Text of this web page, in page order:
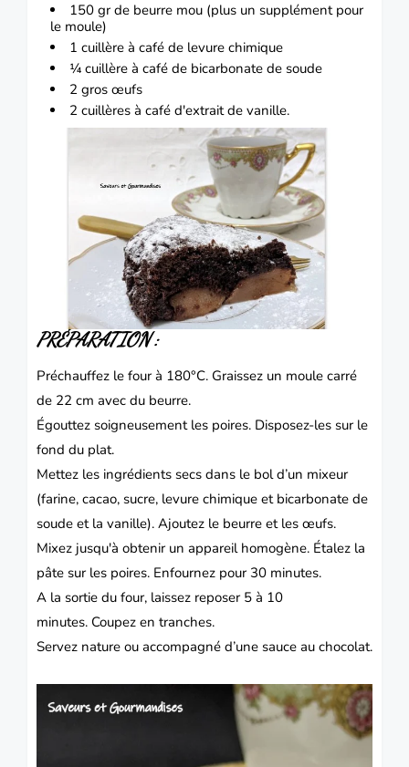
150 gr de beurre mou (plus un supplément pour
le moule)
1 cuillère à café de levure chimique
¼ cuillère à café de bicarbonate de soude
2 gros œufs
2 cuillères à café d'extrait de vanille.
PRÉPARATION:
Préchauffez le four à 180°C. Graissez un moule carré
de 22 cm avec du beurre.
Égouttez soigneusement les poires. Disposez-les sur le
fond du plat.
Mettez les ingrédients secs dans le bol d’un mixeur
(farine, cacao, sucre, levure chimique et bicarbonate de
soude et la vanille). Ajoutez le beurre et les œufs.
Mixez jusqu'à obtenir un appareil homogène. Étalez la
pâte sur les poires. Enfournez pour 30 minutes.
A la sortie du four, laissez reposer 5 à 10
minutes. Coupez en tranches.
Servez nature ou accompagné d’une sauce au chocolat.